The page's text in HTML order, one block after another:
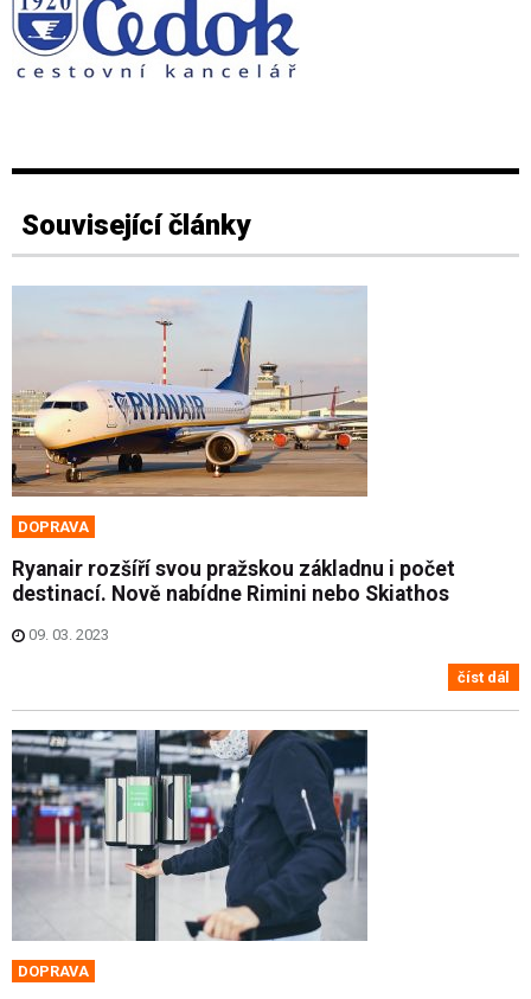
Související články
DOPRAVA
Ryanair rozšíří svou pražskou základnu i počet
destinací. Nově nabídne Rimini nebo Skiathos
09. 03. 2023
číst dál
DOPRAVA